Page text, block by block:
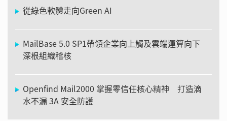
從綠色軟體走向Green AI
MailBase 5.0 SP1帶領企業向上觸及雲端運算向下
深根組織稽核
Openfind Mail2000 掌握零信任核心精神 打造滴
水不漏 3A 安全防護